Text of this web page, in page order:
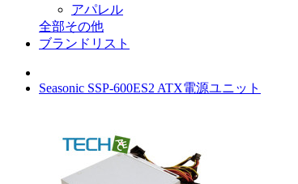
アパレル
全部その他
ブランドリスト
Seasonic SSP-600ES2 ATX電源ユニット